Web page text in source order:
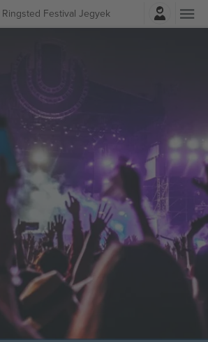
Ringsted Festival Jegyek
Belépés